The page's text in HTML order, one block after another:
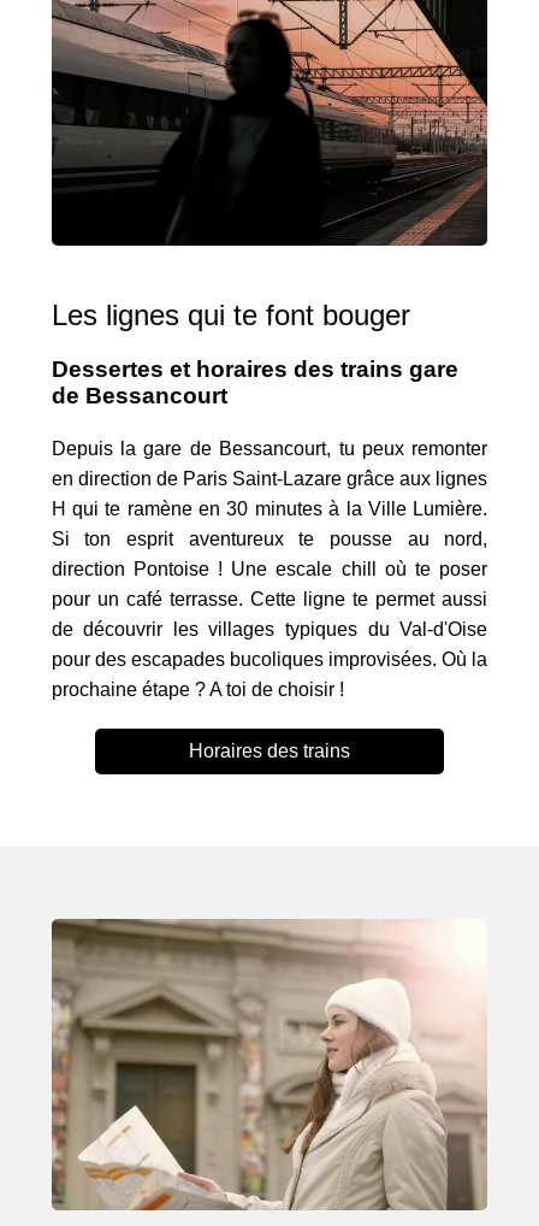
Les lignes qui te font bouger
Dessertes et horaires des trains gare
de Bessancourt
Depuis la gare de Bessancourt, tu peux remonter
en direction de Paris Saint-Lazare grâce aux lignes
H qui te ramène en 30 minutes à la Ville Lumière.
Si ton esprit aventureux te pousse au nord,
direction Pontoise ! Une escale chill où te poser
pour un café terrasse. Cette ligne te permet aussi
de découvrir les villages typiques du Val-d'Oise
pour des escapades bucoliques improvisées. Où la
prochaine étape ? A toi de choisir !
Horaires des trains